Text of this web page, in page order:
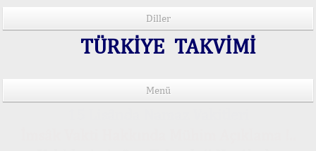
Diller
TÜRKİYE TAKVİMİ
Menü